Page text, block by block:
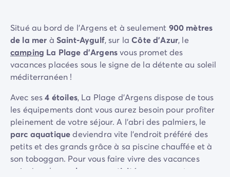
Camping Provence-Alpes-Côte d'Azur
Camping Alpes-de-Haute-Provence
Camping Alpes-Maritimes
Camping Cannes
Camping Nice
Camping Cassis
Camping Marseille
Camping Var
Camping Fréjus
Camping Hyères les Palmiers
Camping Lavandou
Situé au bord de l'Argens et à seulement 900 mètres
de la mer à Saint-Aygulf, sur laCôte d'Azur, le
camping La Plage d'Argensvous promet des
vacances placées sous le signe de la détente au soleil
méditerranéen !
Avec ses4 étoiles, La Plage d'Argens dispose de tous
les équipements dont vous aurez besoin pour profiter
pleinement de votre séjour. A l'abri des palmiers, le
parc aquatiquedeviendra vite l'endroit préféré des
petits et des grands grâce à sa piscine chauffée et à
son toboggan. Pour vous faire vivre des vacances
animées, de
nombreuses activités
vous seront